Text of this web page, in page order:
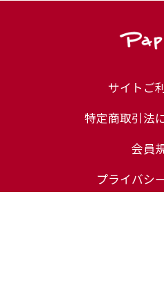
サイトご
特定商取引法
会員
プライバシ